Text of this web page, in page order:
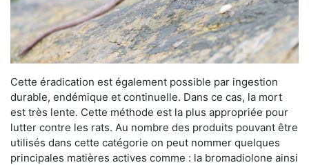
Cette éradication est également possible par ingestion
durable, endémique et continuelle. Dans ce cas, la mort
est très lente. Cette méthode est la plus appropriée pour
lutter contre les rats. Au nombre des produits pouvant être
utilisés dans cette catégorie on peut nommer quelques
principales matières actives comme : la bromadiolone ainsi